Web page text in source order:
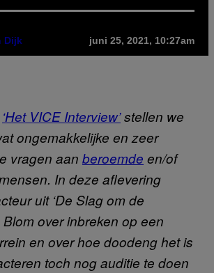
Dijk juni 25, 2021, 10:27am
‘Het VICE Interview’stellen we
ongemakkelijke en zeer
vragen aan beroemde en/of
In deze aflevering
uit ‘De Slag om de
Blom over inbreken op een
en over hoe doodeng het is
toch nog auditie te doen